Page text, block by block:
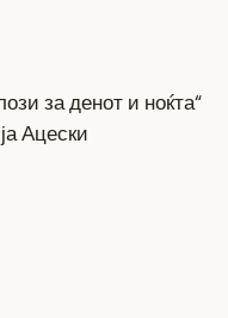
за денот и ноќта“
Ацески